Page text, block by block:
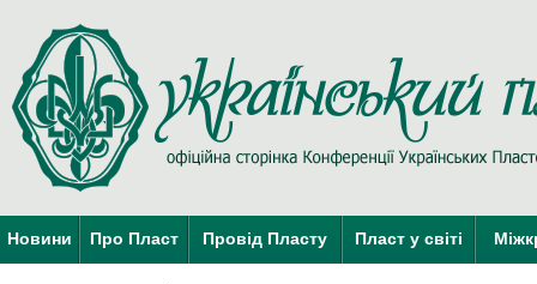
Новини Про Пласт Провід Пласту Пласт у світі